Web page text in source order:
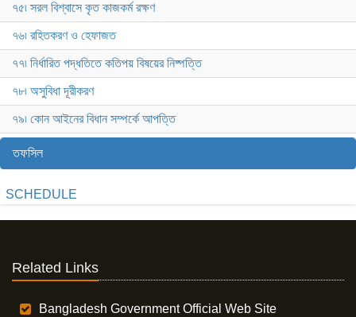
৭৫৷ সরল বিশ্বাসে কৃত কাজকর্ম রক্ষণ
৭৬৷ রহিতকরণ ও হেফাজত
৭৭৷ নির্ধারিত পদ্ধতিতে কতিপয় বিষয়ের নিষ্পত্তি
৭৮৷ অসুবিধা দূরীকরণ
৭৯৷ কোন আইনের বিধান সম্পর্কে আপত্তি
তফসিল
SCHEDULE
Related Links
Bangladesh Government Official Web Site